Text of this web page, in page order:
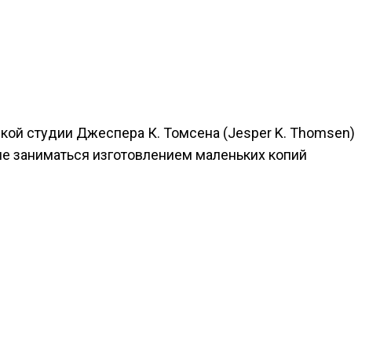
студии Джеспера К. Томсена (Jesper K. Thomsen)
заниматься изготовлением маленьких копий